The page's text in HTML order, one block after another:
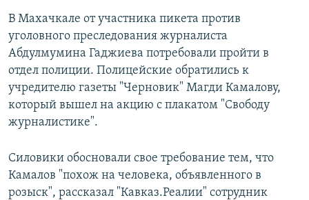
Все сайты РСЕ/РС
В Махачкале от участника пикета против
уголовного преследования журналиста
Абдулмумина Гаджиева потребовали пройти в
отдел полиции. Полицейские обратились к
учредителю газеты "Черновик" Магди Камалову,
который вышел на акцию с плакатом "Свободу
журналистике".
Силовики обосновали свое требование тем, что
Камалов "похож на человека, объявленного в
розыск", рассказал "Кавказ.Реалии" сотрудник